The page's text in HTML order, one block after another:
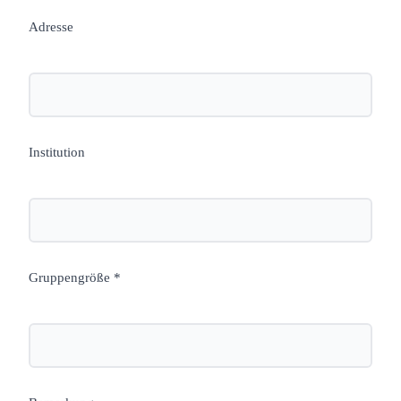
Adresse
Institution
Gruppengröße *